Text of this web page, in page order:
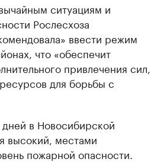
ситуациям и
Рослесхоза
ввести режим
что «обеспечит
привлечения сил,
для борьбы с
в Новосибирской
высокий, местами
пожарной опасности.